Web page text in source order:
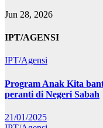
Jun 28, 2026
IPT/AGENSI
IPT/Agensi
Program Anak Kita
peranti di Negeri Sabah
21/01/2025